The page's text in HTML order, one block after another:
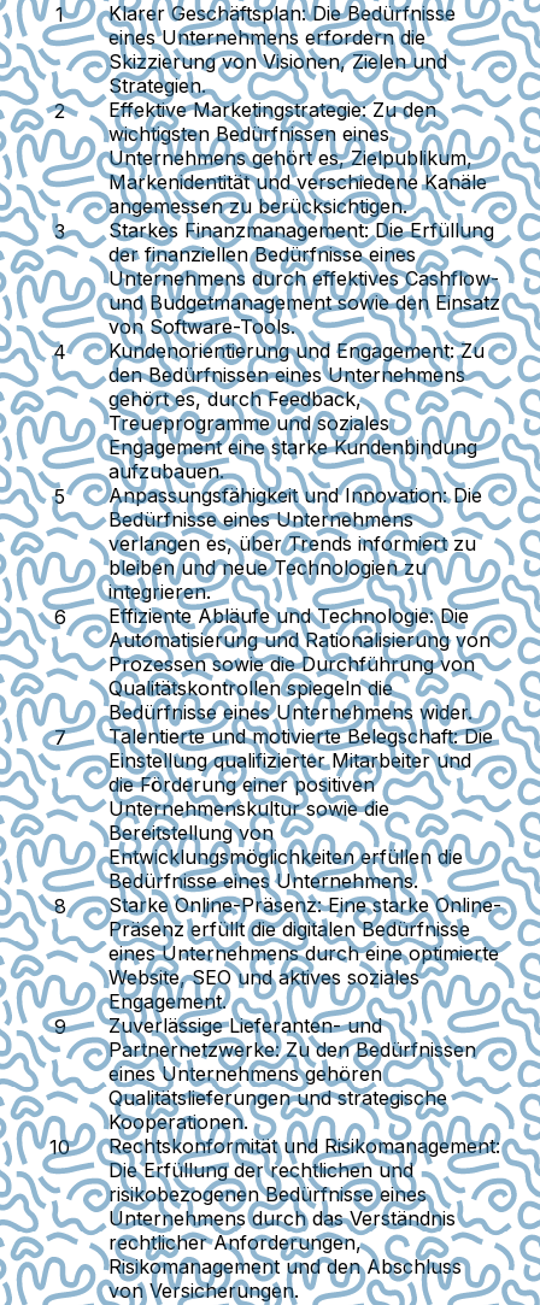
Klarer Geschäftsplan: Die Bedürfnisse
eines Unternehmens erfordern die
Skizzierung von Visionen, Zielen und
Strategien.
Effektive Marketingstrategie: Zu den
wichtigsten Bedürfnissen eines
Unternehmens gehört es, Zielpublikum,
Markenidentität und verschiedene Kanäle
angemessen zu berücksichtigen.
Starkes Finanzmanagement: Die Erfüllung
der finanziellen Bedürfnisse eines
Unternehmens durch effektives Cashflow-
und Budgetmanagement sowie den Einsatz
von Software-Tools.
Kundenorientierung und Engagement: Zu
den Bedürfnissen eines Unternehmens
gehört es, durch Feedback,
Treueprogramme und soziales
Engagement eine starke Kundenbindung
aufzubauen.
Anpassungsfähigkeit und Innovation: Die
Bedürfnisse eines Unternehmens
verlangen es, über Trends informiert zu
bleiben und neue Technologien zu
integrieren.
Effiziente Abläufe und Technologie: Die
Automatisierung und Rationalisierung von
Prozessen sowie die Durchführung von
Qualitätskontrollen spiegeln die
Bedürfnisse eines Unternehmens wider.
Talentierte und motivierte Belegschaft: Die
Einstellung qualifizierter Mitarbeiter und
die Förderung einer positiven
Unternehmenskultur sowie die
Bereitstellung von
Entwicklungsmöglichkeiten erfüllen die
Bedürfnisse eines Unternehmens.
Starke Online-Präsenz: Eine starke Online-
Präsenz erfüllt die digitalen Bedürfnisse
eines Unternehmens durch eine optimierte
Website, SEO und aktives soziales
Engagement.
Zuverlässige Lieferanten- und
Partnernetzwerke: Zu den Bedürfnissen
eines Unternehmens gehören
Qualitätslieferungen und strategische
Kooperationen.
Rechtskonformität und Risikomanagement:
Die Erfüllung der rechtlichen und
risikobezogenen Bedürfnisse eines
Unternehmens durch das Verständnis
rechtlicher Anforderungen,
Risikomanagement und den Abschluss
von Versicherungen.